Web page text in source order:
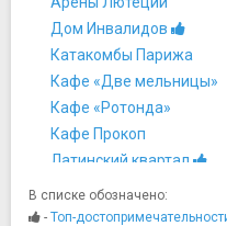
Дом Инвалидов
Катакомбы Парижа
Кафе «Две мельницы»
Кафе «Ротонда»
Кафе Прокоп
Латинский квартал
Монмартр
Остров Сите
В списке обозначено:
- Топ-